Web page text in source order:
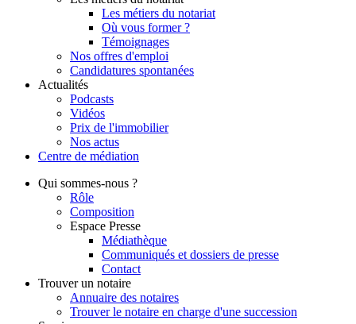
Les métiers du notariat
Où vous former ?
Témoignages
Nos offres d'emploi
Candidatures spontanées
Actualités
Podcasts
Vidéos
Prix de l'immobilier
Nos actus
Centre de médiation
Qui sommes-nous ?
Rôle
Composition
Espace Presse
Médiathèque
Communiqués et dossiers de presse
Contact
Trouver un notaire
Annuaire des notaires
Trouver le notaire en charge d'une succession